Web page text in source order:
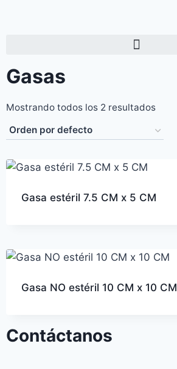
Gasas
Mostrando todos los 2 resultados
Gasa estéril 7.5 CM x 5 CM
Gasa NO estéril 10 CM x 10 CM
Contáctanos